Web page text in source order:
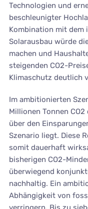
Technologien und
beschleunigter
Kombination mit dem
Solarausbau würde
machen und
steigenden CO2-
Klimaschutz deutlich
Im ambitionierten
Millionen Tonnen
über den
Szenario liegt. Diese
somit dauerhaft
bisherigen CO2-
überwiegend
nachhaltig. Ein
Abhängigkeit von